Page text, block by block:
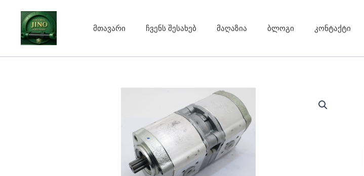
content
მთავარი ჩვენს შესახებ მაღაზია ბლოგი კონტაქტი